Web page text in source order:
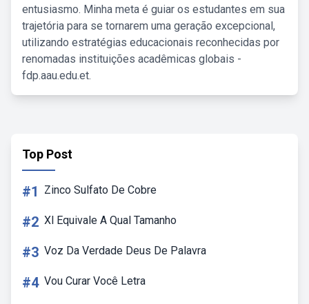
entusiasmo. Minha meta é guiar os estudantes em sua
trajetória para se tornarem uma geração excepcional,
utilizando estratégias educacionais reconhecidas por
renomadas instituições acadêmicas globais -
fdp.aau.edu.et.
Top Post
#1 Zinco Sulfato De Cobre
#2 Xl Equivale A Qual Tamanho
#3 Voz Da Verdade Deus De Palavra
#4 Vou Curar Você Letra